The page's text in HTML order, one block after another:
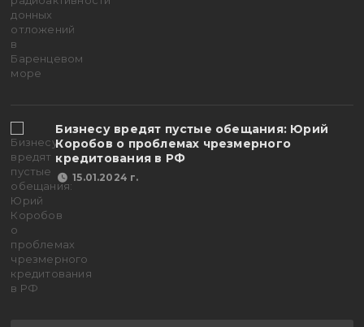
Бизнесу вредят пустые обещания: Юрий
Коробов о проблемах чрезмерного
кредитования в РФ
15.01.2024 г.